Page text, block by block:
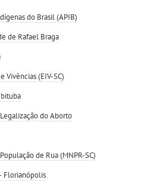
do Brasil (APIB)
de Rafael Braga
Vivências (EIV-SC)
do Aborto
de Rua (MNPR-SC)
Florianópolis